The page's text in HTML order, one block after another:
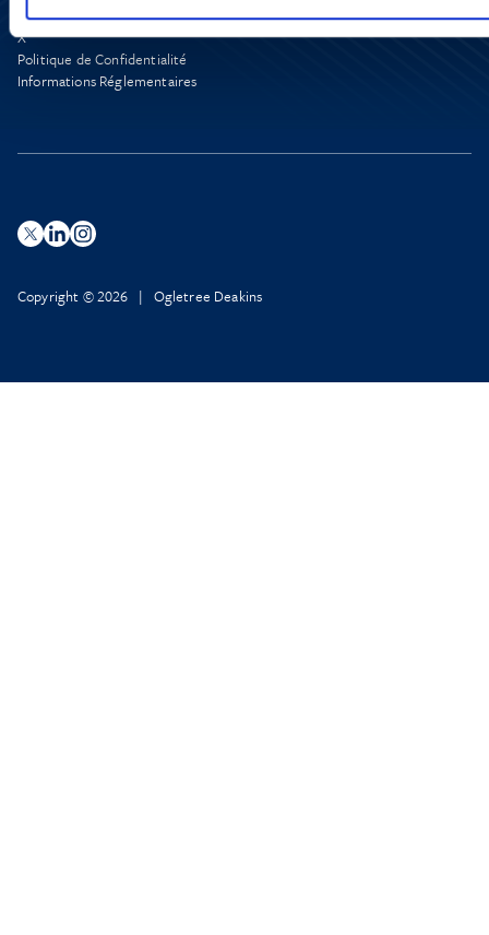
LinkedIn
X
Politique de Confidentialité
Informations Réglementaires
Copyright © 2026 | Ogletree Deakins